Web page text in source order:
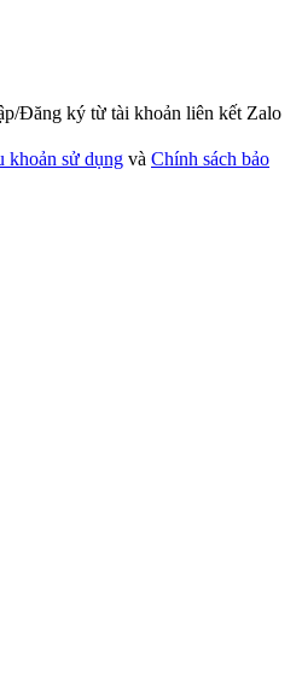
Đăng ký từ tài khoản liên kết Zalo
khoản sử dụng và Chính sách bảo